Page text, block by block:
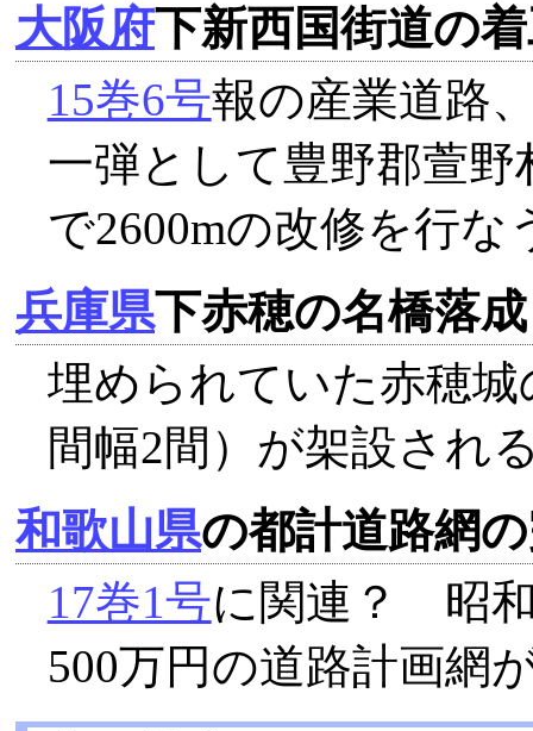
大阪府下新西国街道の
15巻6号報の産業道路
一弾として豊野郡萱
で2600mの改修を行な
兵庫県下赤穂の名橋落成
埋められていた赤穂
間幅2間）が架設され
和歌山県の都計道路網
17巻1号に関連？ 昭和
500万円の道路計画網